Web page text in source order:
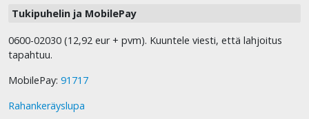
Tukipuhelin ja MobilePay
0600-02030 (12,92 eur + pvm). Kuuntele viesti, että lahjoitus
tapahtuu.
MobilePay: 91717
Rahankeräyslupa